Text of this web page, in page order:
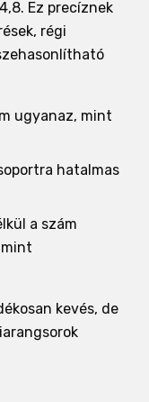
Ez precíznek
régi
ugyanaz, mint
hatalmas
a szám
kevés, de